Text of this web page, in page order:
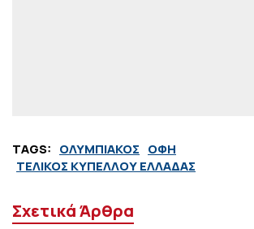
TAGS: ΟΛΥΜΠΙΑΚΟΣ ΟΦΗ
ΤΕΛΙΚΟΣ ΚΥΠΕΛΛΟΥ ΕΛΛΑΔΑΣ
Σχετικά Άρθρα